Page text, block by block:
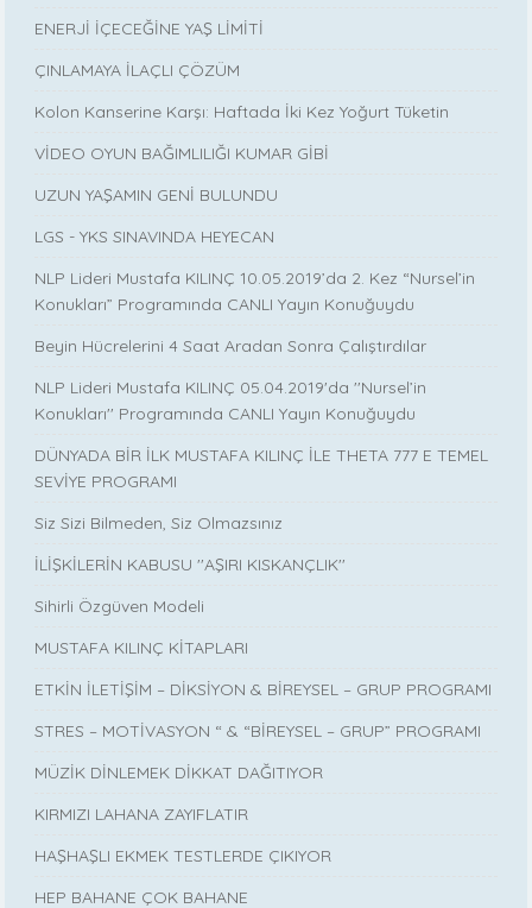
ENERJİ İÇECEĞİNE YAŞ LİMİTİ
ÇINLAMAYA İLAÇLI ÇÖZÜM
Kolon Kanserine Karşı: Haftada İki Kez Yoğurt Tüketin
VİDEO OYUN BAĞIMLILIĞI KUMAR GİBİ
UZUN YAŞAMIN GENİ BULUNDU
LGS - YKS SINAVINDA HEYECAN
NLP Lideri Mustafa KILINÇ 10.05.2019’da 2. Kez “Nursel’in
Konukları” Programında CANLI Yayın Konuğuydu
Beyin Hücrelerini 4 Saat Aradan Sonra Çalıştırdılar
NLP Lideri Mustafa KILINÇ 05.04.2019'da ''Nursel’in
Konukları'' Programında CANLI Yayın Konuğuydu
DÜNYADA BİR İLK MUSTAFA KILINÇ İLE THETA 777 E TEMEL
SEVİYE PROGRAMI
Siz Sizi Bilmeden, Siz Olmazsınız
İLİŞKİLERİN KABUSU ''AŞIRI KISKANÇLIK''
Sihirli Özgüven Modeli
MUSTAFA KILINÇ KİTAPLARI
ETKİN İLETİŞİM – DİKSİYON & BİREYSEL – GRUP PROGRAMI
STRES – MOTİVASYON “ & “BİREYSEL – GRUP” PROGRAMI
MÜZİK DİNLEMEK DİKKAT DAĞITIYOR
KIRMIZI LAHANA ZAYIFLATIR
HAŞHAŞLI EKMEK TESTLERDE ÇIKIYOR
HEP BAHANE ÇOK BAHANE